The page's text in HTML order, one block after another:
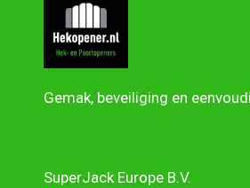
Gemak, beveiliging en
SuperJack Europe B.V.